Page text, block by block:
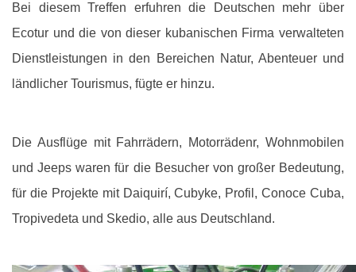
Bei diesem Treffen erfuhren die Deutschen mehr über
Ecotur und die von dieser kubanischen Firma verwalteten
Dienstleistungen in den Bereichen Natur, Abenteuer und
ländlicher Tourismus, fügte er hinzu.
Die Ausflüge mit Fahrrädern, Motorrädenr, Wohnmobilen
und Jeeps waren für die Besucher von großer Bedeutung,
für die Projekte mit Daiquirí, Cubyke, Profil, Conoce Cuba,
Tropivedeta und Skedio, alle aus Deutschland.